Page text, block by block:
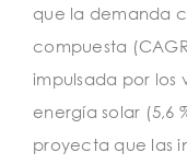
que la demanda
compuesta
impulsada por los
energía solar (5,6
proyecta que las